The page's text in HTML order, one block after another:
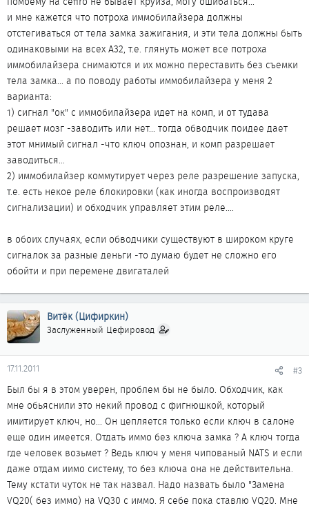
и мне кажется что потроха иммобилайзера должны
отстегиваться от тела замка зажигания, и эти тела должны быть
одинаковыми на всех А32, т.е. глянуть может все потроха
иммобилайзера снимаются и их можно переставить без съемки
тела замка... а по поводу работы иммобилайзера у меня 2
варианта:
1) сигнал "ок" с иммобилайзера идет на комп, и от тудава
решает мозг -заводить или нет... тогда обводчик поидее дает
этот мнимый сигнал -что ключ опознан, и комп разрешает
заводиться...
2) иммобилайзер коммутирует через реле разрешение запуска,
т.е. есть некое реле блокировки (как иногда воспроизводят
сигнализации) и обходчик управляет этим реле....
в обоих случаях, если обводчики существуют в широком круге
сигналок за разные деньги -то думаю будет не сложно его
обойти и при перемене двигаталей
Витёк (Цифиркин)
Заслуженный Цефировод
17.11.2011 #3
Был бы я в этом уверен, проблем бы не было. Обходчик, как
мне обьяснили это некий провод с фигнюшкой, который
имитирует ключ, но... Он цепляется только если ключ в салоне
еще один имеется. Отдать иммо без ключа замка ? А ключ тогда
где человек возьмет ? Ведь ключ у меня чипованый NATS и если
даже отдам иимо систему, то без ключа она не действительна.
Тему кстати чуток не так назвал. Надо назвать было "Замена
VQ20( без иммо) на VQ30 с иммо. Я себе пока ставлю VQ20. Мне